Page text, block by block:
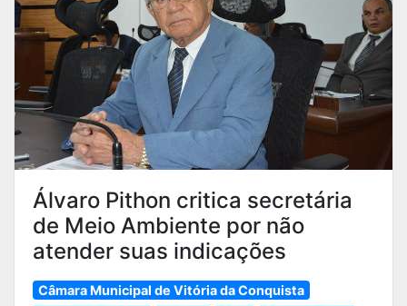
Álvaro Pithon critica secretária
de Meio Ambiente por não
atender suas indicações
Câmara Municipal de Vitória da Conquista